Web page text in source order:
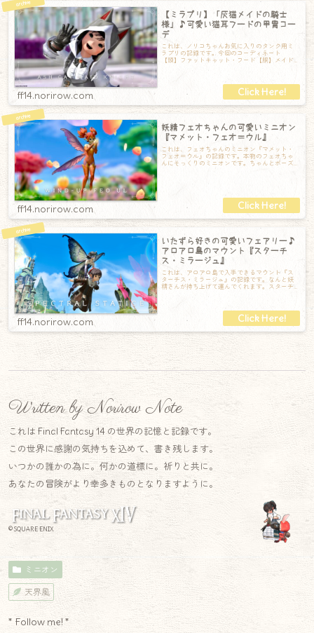
【ミラプリ】「灰猫メイドの騎士
様」♪可愛い猫耳フードの甲冑コー
デ
これは、ノリコちゃんお気に入りのタンク用ミ
ラプリの記録です。今回のコーディネート
【頭】ファットキャット・フード【胴】メイド
ff14.norirow.com
妖精フェオちゃんの可愛いミニオン
『マメット・フェオ＝ウル』
これは、フェオちゃんのミニオン『マメット・
フェオ＝ウル』の記録です。本物のフェオちゃ
んにそっくりのミニオンです。ちゃんとポーズ
ff14.norirow.com
いたずら好きの可愛いフェアリー♪
アロアロ島のマウント『スターチ
ス・ミラージュ』
これは、アロアロ島で入手できるマウント『ス
ターチス・ミラージュ』の記録です。なんと妖
精さんが持ち上げて運んでくれます。スターチ
ff14.norirow.com
Written by Norirow Note
これは Final Fantasy 14 の世界の記憶と記録です。
この世界に感謝の気持ちを込めて、書き残します。
いつかの誰かの為に。何かの道標に。祈りと共に。
あなたの冒険がより幸多きものとなりますように。
© SQUARE ENIX
ミニオン
天界風
* Follow me! *